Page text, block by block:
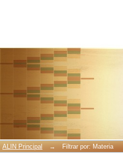
ALIN Principal →
Filtrar por: Materia